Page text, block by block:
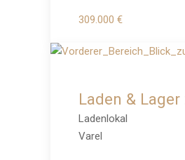
309.000 €
Laden &
Ladenlokal
Varel